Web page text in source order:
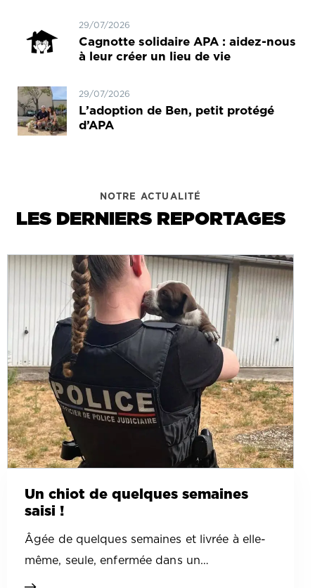
29/07/2026
Cagnotte solidaire APA : aidez-nous
à leur créer un lieu de vie
29/07/2026
L’adoption de Ben, petit protégé
d’APA
NOTRE ACTUALITÉ
LES DERNIERS REPORTAGES
Un chiot de quelques semaines
saisi !
Âgée de quelques semaines et livrée à elle-
même, seule, enfermée dans un…